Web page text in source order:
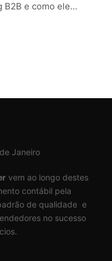
B2B e como ele…
vem ao longo destes
contábil pela
de qualidade e
no sucesso